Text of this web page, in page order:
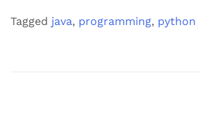
Tagged java, programming, python